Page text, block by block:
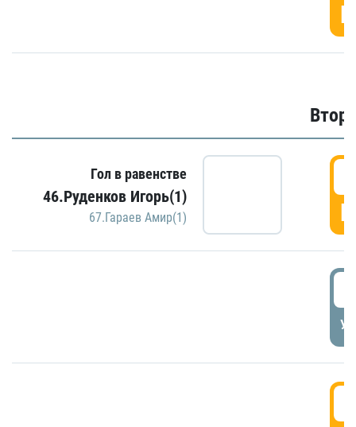
Гол в равенстве
46.Руденков Игорь(1)
67.Гараев Амир(1)